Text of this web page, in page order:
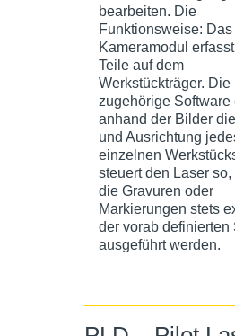
bearbeiten. Die
Funktionsweise: Das
Kameramodul
Teile auf dem
Werkstückträger. Die
zugehörige Software
anhand der Bilder
und Ausrichtung
einzelnen
steuert den Laser so,
die Gravuren oder
Markierungen stets
der vorab definierten
ausgeführt werden.